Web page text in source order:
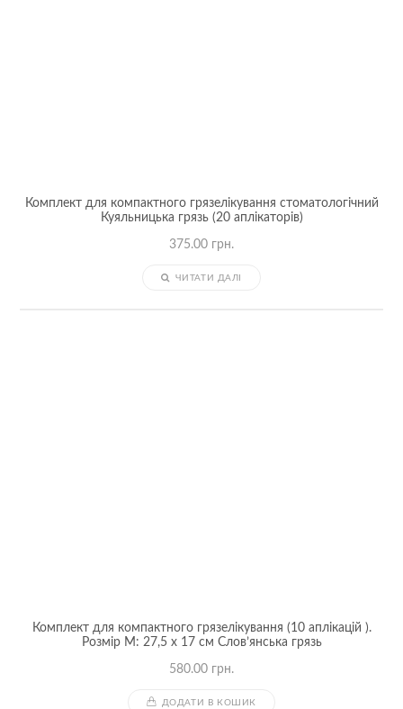
Комплект для компактного грязелікування стоматологічний
Куяльницька грязь (20 аплікаторів)
375.00 грн.
ЧИТАТИ ДАЛІ
Комплект для компактного грязелікування (10 аплікацій ).
Розмір M: 27,5 x 17 см Слов’янська грязь
580.00 грн.
ДОДАТИ В КОШИК